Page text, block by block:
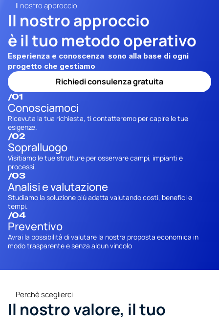
Il nostro approccio
Il nostro approccio
è il tuo metodo operativo
Esperienza e conoscenza  sono alla base di ogni
progetto che gestiamo
Richiedi consulenza gratuita
/01
Conosciamoci
Ricevuta la tua richiesta, ti contatteremo per capire le tue
esigenze.
/02
Sopralluogo
Visitiamo le tue strutture per osservare campi, impianti e
processi.
/03
Analisi e valutazione
Studiamo la soluzione più adatta valutando costi, benefici e
tempi.
/04
Preventivo
Avrai la possibilità di valutare la nostra proposta economica in
modo trasparente e senza alcun vincolo
Perchè sceglierci
Il nostro valore, il tuo